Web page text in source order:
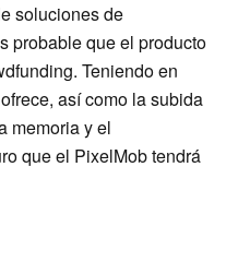
soluciones de
probable que el producto
Teniendo en
así como la subida
memoria y el
que el PixelMob tendrá